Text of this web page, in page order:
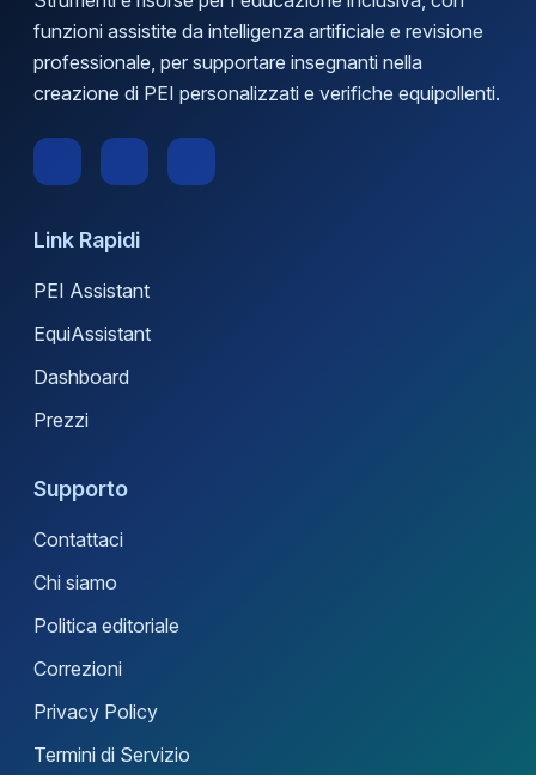
funzioni assistite da intelligenza artificiale e revisione
professionale, per supportare insegnanti nella
creazione di PEI personalizzati e verifiche equipollenti.
Link Rapidi
PEI Assistant
EquiAssistant
Dashboard
Prezzi
Supporto
Contattaci
Chi siamo
Politica editoriale
Correzioni
Privacy Policy
Termini di Servizio